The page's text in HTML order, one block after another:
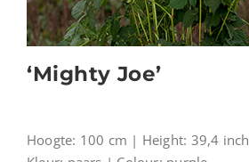
‘Mighty Joe’
Hoogte: 100 cm | Height: 39,4 inch